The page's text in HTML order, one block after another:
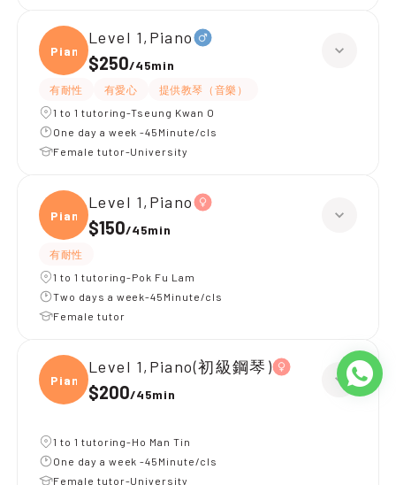
Piano
Level 1,Piano
$250/45min
有耐性 有愛心
提供教琴（音樂）
1 to 1 tutoring-Tseung Kwan O
One day a week -45Minute/cls
Female tutor-University
Piano
Level 1,Piano
$150/45min
有耐性
1 to 1 tutoring-Pok Fu Lam
Two days a week-45Minute/cls
Female tutor
Piano
Level 1,Piano(初級鋼琴)
$200/45min
1 to 1 tutoring-Ho Man Tin
One day a week -45Minute/cls
Female tutor-University